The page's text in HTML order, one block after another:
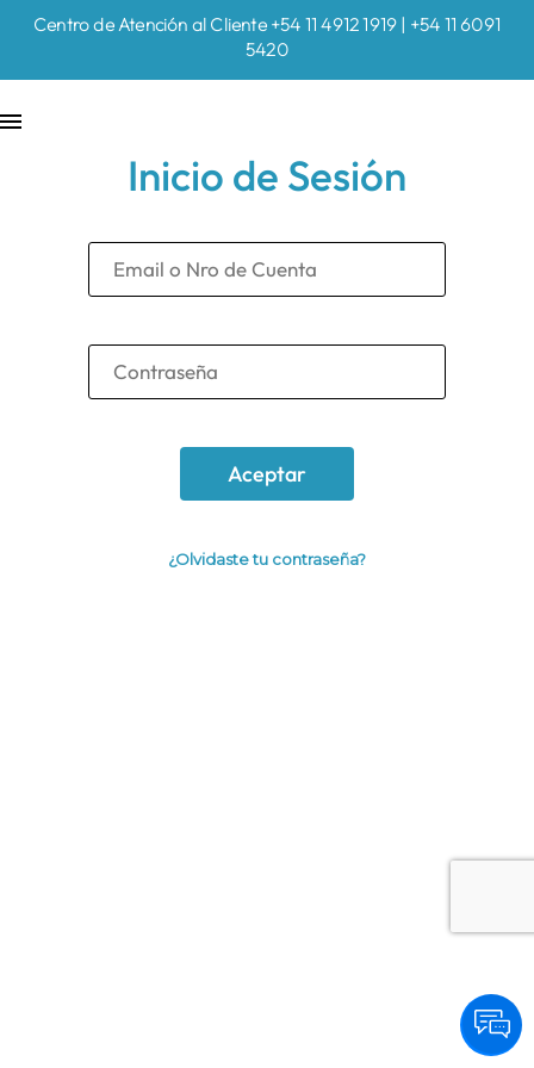
Centro de Atención al Cliente +54 11 4912 1919 | +54 11 6091
5420
Inicio de Sesión
¿Olvidaste tu contraseña?